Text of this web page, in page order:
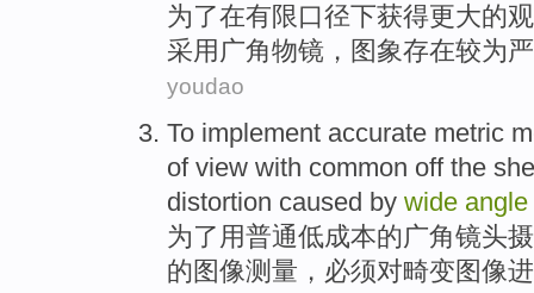
为了在有限口径下获得更大的
采用 广角物镜 ， 图象存在较为
youdao
To implement accurate metric
ofview with common off the
distortion caused by wide angle
为了 用普通低成本的广角镜头
的 图像测量 ， 必须对畸变图像